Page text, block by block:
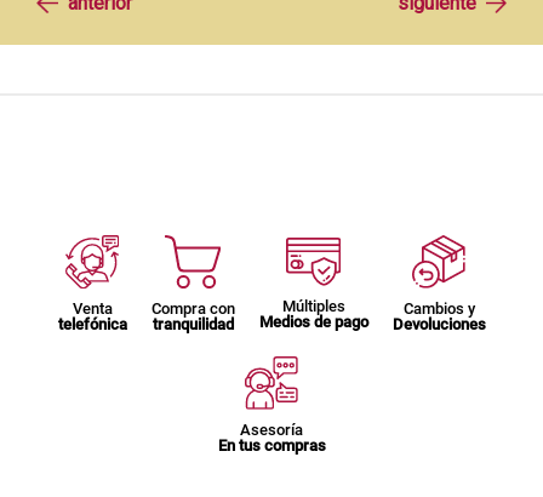
Venta
telefónica
Compra con
tranquilidad
Múltiples
Medios de pago
Cambios y
Devoluciones
Asesoría
En tus compras